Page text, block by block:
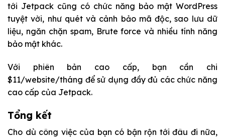
tới Jetpack cũng có chức năng bảo mật WordPress
tuyệt vời, như quét và cảnh bảo mã độc, sao lưu dữ
liệu, ngăn chặn spam, Brute force và nhiều tính năng
bảo mật khác.
Với phiên bản cao cấp, bạn cần chi
$11/website/tháng để sử dụng đầy đủ các chức năng
cao cấp của Jetpack.
Tổng kết
Cho dù công việc của bạn có bận rộn tới đâu đi nữa,